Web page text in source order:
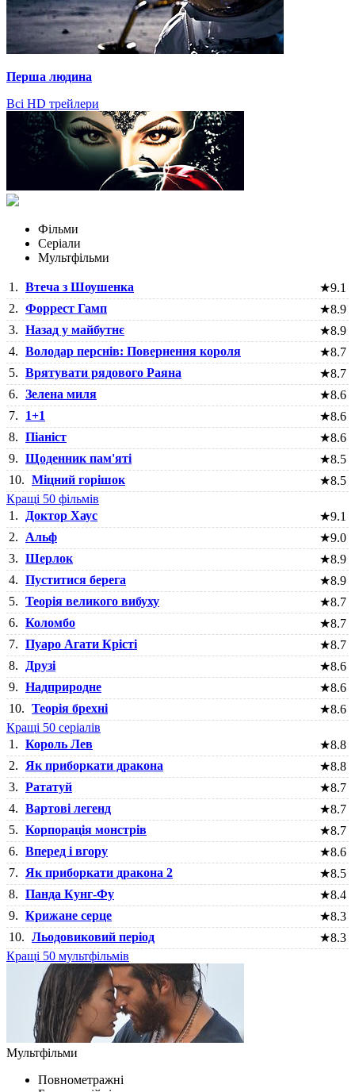
Перша людина
Всі HD трейлери
Фільми
Серіали
Мультфільми
1. Втеча з Шоушенка ★9.1
2. Форрест Гамп ★8.9
3. Назад у майбутнє ★8.9
4. Володар перснів: Повернення короля ★8.7
5. Врятувати рядового Раяна ★8.7
6. Зелена миля ★8.6
7.
1+1 ★8.6
8. Піаніст ★8.6
9. Щоденник пам'яті ★8.5
10. Міцний горішок ★8.5
Кращі 50 фільмів
1.
Доктор Хаус ★9.1
2.
Альф ★9.0
3. Шерлок ★8.9
4. Пуститися берега ★8.9
5. Теорія великого вибуху ★8.7
6. Коломбо ★8.7
7. Пуаро Агати Крісті ★8.7
8.
Друзі ★8.6
9. Надприродне ★8.6
10. Теорія брехні ★8.6
Кращі 50 серіалів
1. Король Лев ★8.8
2.
Як приборкати дракона ★8.8
3. Рататуй ★8.7
4. Вартові легенд ★8.7
5. Корпорація монстрів ★8.7
6. Вперед і вгору ★8.6
7.
Як приборкати дракона 2 ★8.5
8. Панда Кунг-Фу ★8.4
9. Крижане серце ★8.3
10. Льодовиковий період ★8.3
Кращі 50 мультфільмів
Мультфільми
Повнометражні